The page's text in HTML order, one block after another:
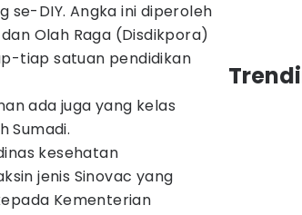
se-DIY. Angka ini diperoleh
Olah Raga (Disdikpora)
tiap satuan pendidikan
ada juga yang kelas
Sumadi.
kesehatan
jenis Sinovac yang
Kementerian